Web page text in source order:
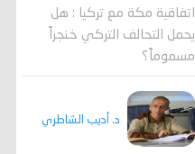
اتفاقية مكة مع تركيا : هل
يحمل التحالف التركي خنجراً
مسموماً؟
د. أديب الشاطري